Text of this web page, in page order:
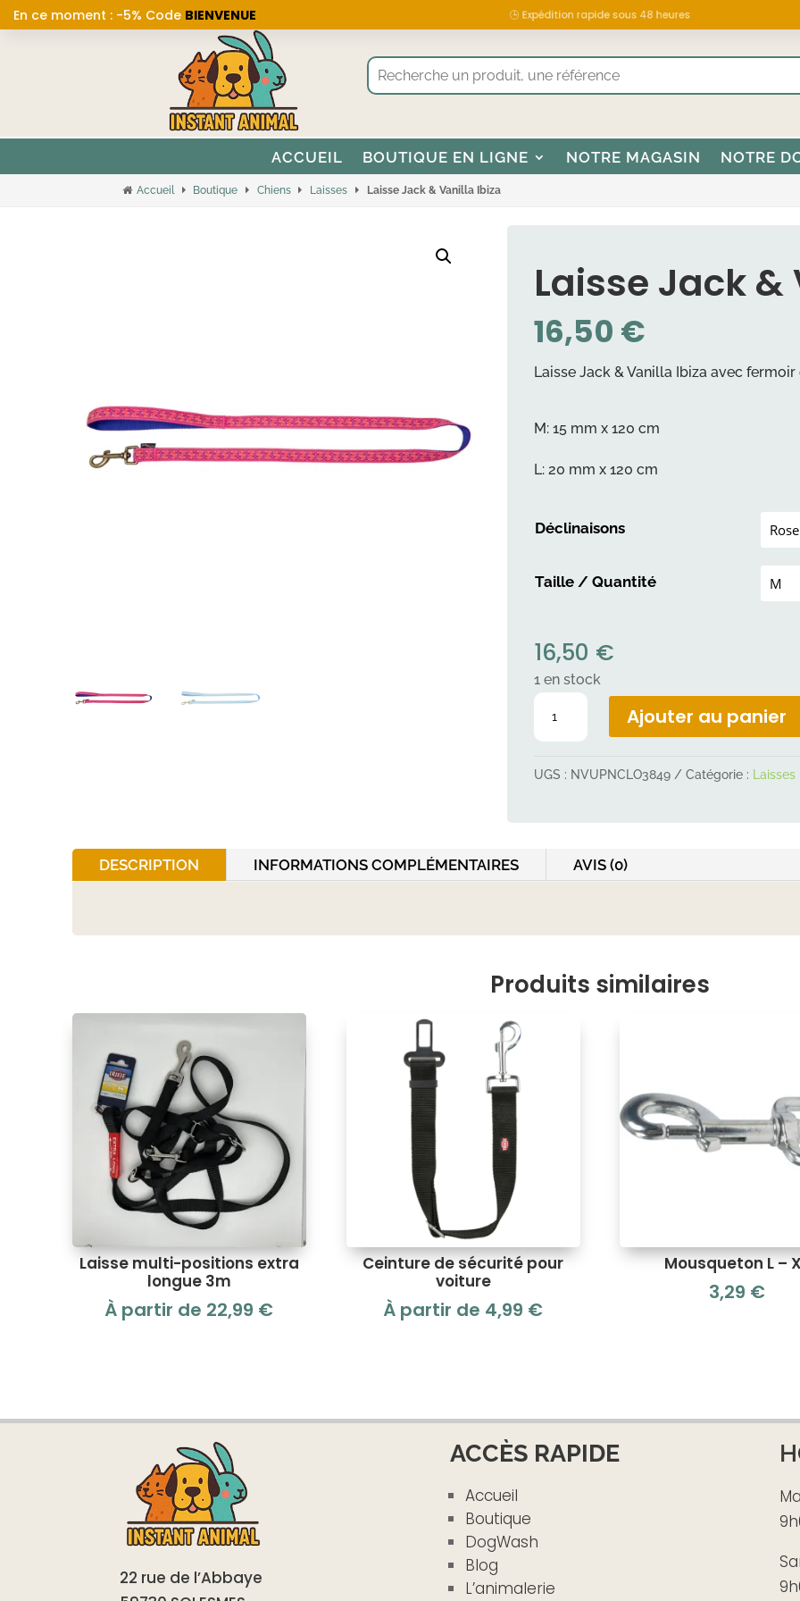
En ce moment : -5% Code BIENVENUE 🕒 Expédition rapide sous 48 heures
ACCUEIL BOUTIQUE EN LIGNE NOTRE MAGASIN NOTRE
Accueil Boutique Chiens Laisses Laisse Jack & Vanilla Ibiza
Laisse Jack
16,50 €
Laisse Jack & Vanilla Ibiza avec
M: 15 mm x 120 cm
L: 20 mm x 120 cm
Déclinaisons
Taille / Quantité
16,50 €
1 en stock
quantité
Jack
Vanilla
Ibiza
Ajouter au panier
UGS : NVUPNCLO3849 Catégorie : Laisses
DESCRIPTION INFORMATIONS COMPLÉMENTAIRES AVIS (0)
Produits similaires
Laisse multi-positions extra
longue 3m
À partir de 22,99 €
Ceinture de sécurité pour
voiture
À partir de 4,99 €
Mousqueton L –
3,29 €
22 rue de l’Abbaye
ACCÈS RAPIDE
Accueil
Boutique
DogWash
Blog
L’animalerie